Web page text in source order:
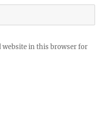
website in this browser for